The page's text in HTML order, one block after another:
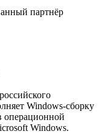
партнёр
Windows-сборку
Windows.